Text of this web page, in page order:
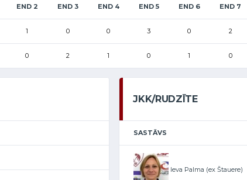
END 2 END 3 END 4 END 5 END 6 END 7
1 0 0 3 0 2
0 2 1 0 1 0
JKK/RUDZĪTE
SASTĀVS
Ieva Palma (ex Štauere)